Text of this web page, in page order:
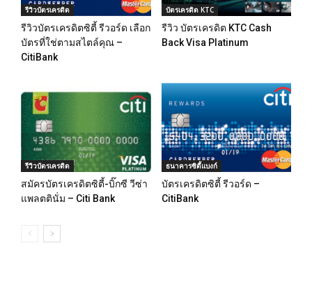
รีวิวบัตรเครดิต
รีวิวบัตรเครดิตซิตี้ รีวอร์ด เลือก
บัตรที่ใช่ตามสไตล์คุณ –
CitiBank
บัตรเครดิต KTC
รีวิว บัตรเครดิต KTC Cash
Back Visa Platinum
รีวิวบัตรเครดิต
สมัครบัตรเครดิตซิตี้-บิ๊กซี วีซ่า
แพลตตินั่ม – Citi Bank
ธนาคารซิตี้แบงก์
บัตรเครดิตซิตี้ รีวอร์ด –
CitiBank